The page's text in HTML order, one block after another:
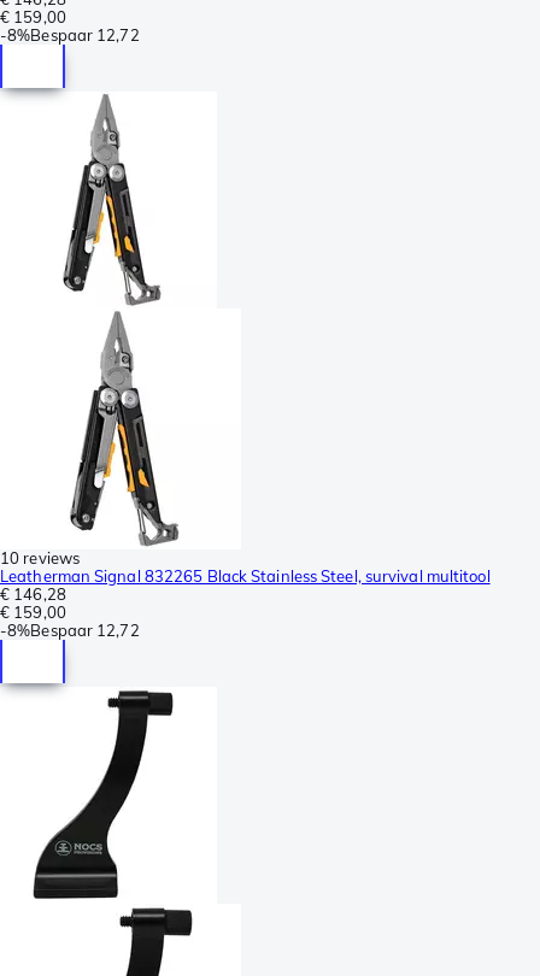
€ 159,00
-8%Bespaar 12,72
10 reviews
Leatherman Signal 832265 Black Stainless Steel, survival multitool
€ 146,28
€ 159,00
-8%Bespaar 12,72